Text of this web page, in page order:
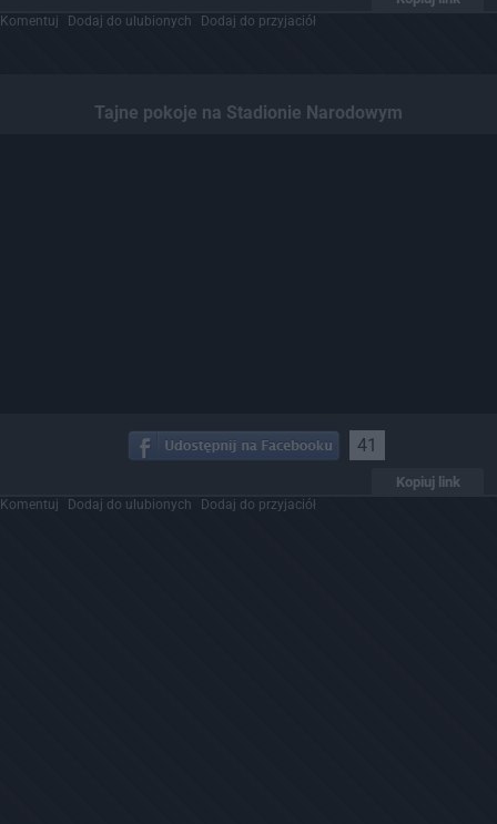
Komentuj Dodaj do ulubionych Dodaj do przyjaciół
Tajne pokoje na Stadionie Narodowym
41
Kopiuj link
Komentuj Dodaj do ulubionych Dodaj do przyjaciół